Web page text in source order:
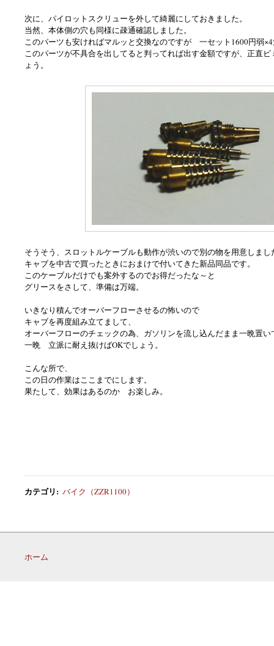
次に、パイロットスクリューを外して綺麗にしておきました。
当然、本体側の穴も同様に疎通確認しました。
このパーツも安ければマルッと交換なのですが 一セット1600円弱
このパーツが不具合を出してると判ってれば出す金額ですが、正直
ょう。
そうそう、スロットルケーブルも動作が渋いので別の物を用意しまし
キャブを中古で買ったときにおまけで付いてきた新品同品です。
このケーブルだけでも案外するのでお得だったな～と
グリースをさして、準備は万端。
いきなり積んでオーバーフローさせるの怖いので
キャブを再度組み立てまして、
オーバーフローのチェックの為、ガソリンを流し込んだまま一晩置い
一晩 立派に耐え抜けばOKでしょう。
こんな所で、
この日の作業はここまでにします。
果たして、効果はあるのか お楽しみ。
カテゴリ: バイク（ZZR1100）
ホーム